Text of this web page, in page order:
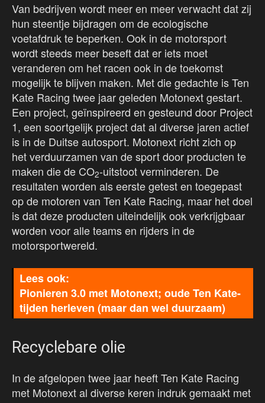
Van bedrijven wordt meer en meer verwacht dat zij
hun steentje bijdragen om de ecologische
voetafdruk te beperken. Ook in de motorsport
wordt steeds meer beseft dat er iets moet
veranderen om het racen ook in de toekomst
mogelijk te blijven maken. Met die gedachte is Ten
Kate Racing twee jaar geleden Motonext gestart.
Een project, geïnspireerd en gesteund door Project
1, een soortgelijk project dat al diverse jaren actief
is in de Duitse autosport. Motonext richt zich op
het verduurzamen van de sport door producten te
maken die de CO2-uitstoot verminderen. De
resultaten worden als eerste getest en toegepast
op de motoren van Ten Kate Racing, maar het doel
is dat deze producten uiteindelijk ook verkrijgbaar
worden voor alle teams en rijders in de
motorsportwereld.
Pionieren 3.0 met Motonext; oude Ten Kate-
tijden herleven (maar dan wel duurzaam)
Recyclebare olie
In de afgelopen twee jaar heeft Ten Kate Racing
met Motonext al diverse keren indruk gemaakt met